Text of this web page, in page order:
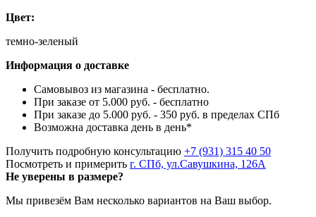
Цвет:
темно-зеленый
Информация о доставке
Самовывоз из магазина - бесплатно.
При заказе от 5.000 руб. - бесплатно
При заказе до 5.000 руб. - 350 руб. в пределах СПб
Возможна доставка день в день*
Получить подробную консультацию +7 (931) 315 40 50
Посмотреть и примерить г. СПб, ул.Савушкина, 126А
Не уверены в размере?
Мы привезём Вам несколько вариантов на Ваш выбор.